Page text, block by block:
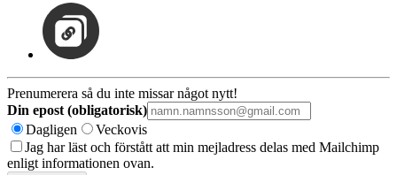
Prenumerera så du inte missar något nytt!
Din epost (obligatorisk)
Dagligen
Veckovis
Jag har läst och förstått att min mejladress delas med Mailchimp
enligt informationen ovan.